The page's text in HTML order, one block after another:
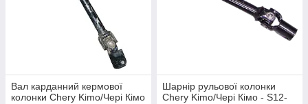
Вал карданний кермової
колонки Chery Kimo/Чері Кімо
Шарнір рульової колонки
Chery Kimo/Чері Кімо - S12-